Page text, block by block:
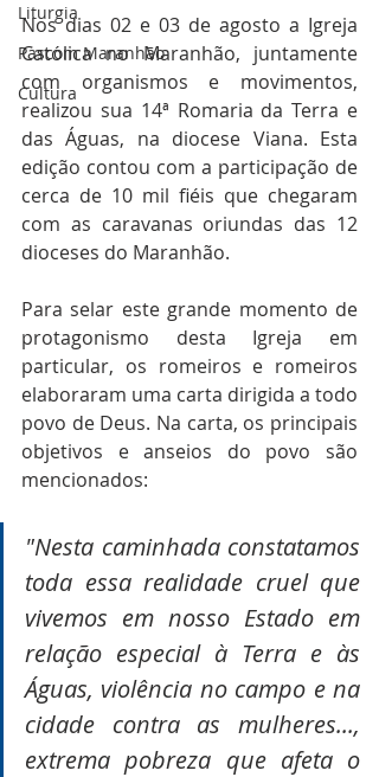
Liturgia
Pascom Maranhão
Cultura
Nos dias 02 e 03 de agosto a Igreja
Católica no Maranhão, juntamente
com organismos e movimentos,
realizou sua 14ª Romaria da Terra e
das Águas, na diocese Viana. Esta
edição contou com a participação de
cerca de 10 mil fiéis que chegaram
com as caravanas oriundas das 12
dioceses do Maranhão.
Para selar este grande momento de
protagonismo desta Igreja em
particular, os romeiros e romeiros
elaboraram uma carta dirigida a todo
povo de Deus. Na carta, os principais
objetivos e anseios do povo são
mencionados:
"Nesta caminhada constatamos
toda essa realidade cruel que
vivemos em nosso Estado em
relação especial à Terra e às
Águas, violência no campo e na
cidade contra as mulheres...,
extrema pobreza que afeta o